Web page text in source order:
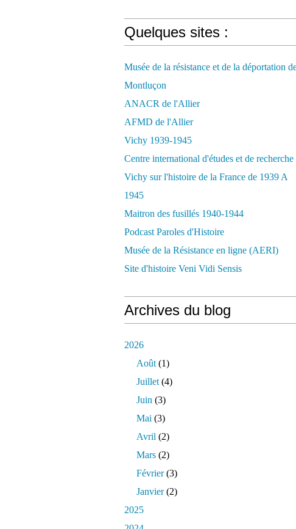
Quelques sites :
Musée de la résistance et de la déportation
Montluçon
ANACR de l'Allier
AFMD de l'Allier
Vichy 1939-1945
Centre international d'études et de recherche
Vichy sur l'histoire de la France de 1939 A
1945
Maitron des fusillés 1940-1944
Podcast Paroles d'Histoire
Musée de la Résistance en ligne (AERI)
Site d'histoire Veni Vidi Sensis
Archives du blog
2026
Août (1)
Juillet (4)
Juin (3)
Mai (3)
Avril (2)
Mars (2)
Février(3)
Janvier(2)
2025